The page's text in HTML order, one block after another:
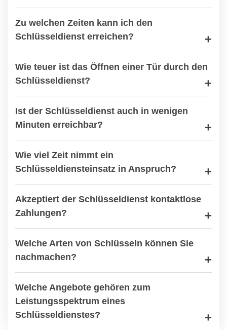
Zu welchen Zeiten kann ich den
Schlüsseldienst erreichen?
Wie teuer ist das Öffnen einer Tür durch den
Schlüsseldienst?
Ist der Schlüsseldienst auch in wenigen
Minuten erreichbar?
Wie viel Zeit nimmt ein
Schlüsseldiensteinsatz in Anspruch?
Akzeptiert der Schlüsseldienst kontaktlose
Zahlungen?
Welche Arten von Schlüsseln können Sie
nachmachen?
Welche Angebote gehören zum
Leistungsspektrum eines
Schlüsseldienstes?